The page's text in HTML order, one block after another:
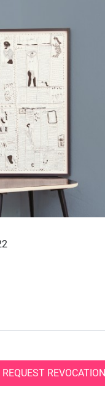
REQUEST REVOCATION